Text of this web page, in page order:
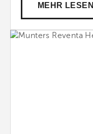
MEHR LESEN